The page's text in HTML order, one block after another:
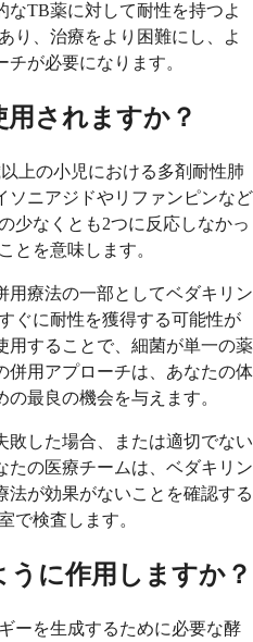
なTB薬に対して耐性を持つよ
り、治療をより困難にし、よ
が必要になります。
されますか？
上の小児における多剤耐性肺
ソニアジドやリファンピンなど
少なくとも2つに反応しなかっ
とを意味します。
用療法の一部としてベダキリン
ぐに耐性を獲得する可能性が
用することで、細菌が単一の薬
併用アプローチは、あなたの体
最良の機会を与えます。
敗した場合、または適切でない
たの医療チームは、ベダキリン
法が効果がないことを確認する
で検査します。
に作用しますか？
ーを生成するために必要な酵